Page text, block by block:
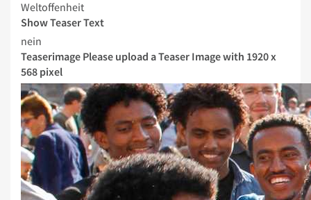
Weltoffenheit
Show Teaser Text
nein
Teaserimage Please upload a Teaser Image with 1920 x
568 pixel